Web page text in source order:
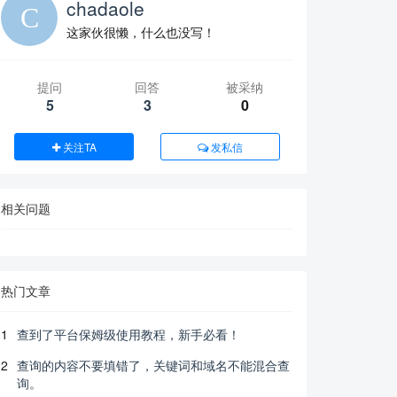
chadaole
这家伙很懒，什么也没写！
提问
5
回答
3
被采纳
0
关注TA 发私信
相关问题
热门文章
1
查到了平台保姆级使用教程，新手必看！
2 查询的内容不要填错了，关键词和域名不能混合查
询。